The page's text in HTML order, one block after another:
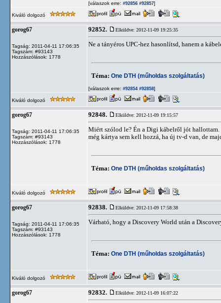
[válaszok erre: #92856 #92857]
Kiváló dolgozó
gorog67
Tagság: 2011-04-11 17:06:35
Tagszám: #93143
Hozzászólások: 1778
92852. Elküldve: 2012-11-09 19:25:35
Ne a tányéros UPC-hez hasonlítsd, hanem a
Téma: One DTH (műholdas szolgáltatás)
[válaszok erre: #92854 #92858]
Kiváló dolgozó
gorog67
Tagság: 2011-04-11 17:06:35
Tagszám: #93143
Hozzászólások: 1778
92848. Elküldve: 2012-11-09 19:15:57
Miért szólod le? Én a Digi kábelről jót hallottam.
még kártya sem kell hozzá, ha új tv-d van, de
Téma: One DTH (műholdas szolgáltatás)
Kiváló dolgozó
gorog67
Tagság: 2011-04-11 17:06:35
Tagszám: #93143
Hozzászólások: 1778
92838. Elküldve: 2012-11-09 17:58:38
Várható, hogy a Discovery World után a
Téma: One DTH (műholdas szolgáltatás)
Kiváló dolgozó
gorog67 92832. Elküldve: 2012-11-09 16:07:22